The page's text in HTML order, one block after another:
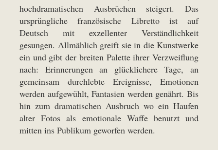
hochdramatischen Ausbrüchen steigert. Das
ursprüngliche französische Libretto ist auf
Deutsch mit exzellenter Verständlichkeit
gesungen. Allmählich greift sie in die Kunstwerke
ein und gibt der breiten Palette ihrer Verzweiflung
nach: Erinnerungen an glücklichere Tage, an
gemeinsam durchlebte Ereignisse, Emotionen
werden aufgewühlt, Fantasien werden genährt. Bis
hin zum dramatischen Ausbruch wo ein Haufen
alter Fotos als emotionale Waffe benutzt und
mitten ins Publikum geworfen werden.